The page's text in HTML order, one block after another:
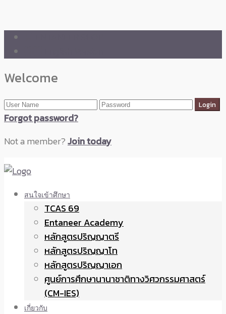
Welcome
Forgot password?
Not a member?Join today
สนใจเข้าศึกษา
TCAS 69
Entaneer Academy
หลักสูตรปริญญาตรี
หลักสูตรปริญญาโท
หลักสูตรปริญญาเอก
ศูนย์การศึกษานานาชาติทางวิศวกรรมศาสตร์
(CM-IES)
เกี่ยวกับ